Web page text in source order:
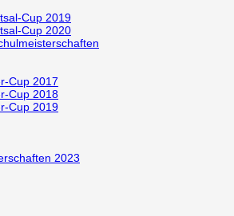
Cup 2019
Cup 2020
Cup 2017
Cup 2018
Cup 2019
2023